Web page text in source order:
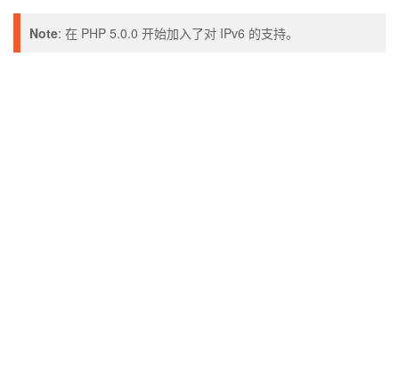
Note: 在 PHP 5.0.0 开始加入了对 IPv6 的支持。